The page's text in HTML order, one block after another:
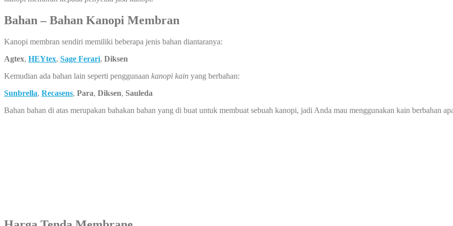
Bahan – Bahan Kanopi Membran
Kanopi membran sendiri memiliki beberapa jenis bahan diantaranya:
Agtex, HEYtex, Sage Ferari, Diksen
Kemudian ada bahan lain seperti penggunaan kanopi kain yang berbahan:
Sunbrella, Recasens, Para, Diksen, Sauleda
Bahan bahan di atas merupakan bahakan bahan yang di buat untuk membuat sebuah kanopi, jadi Anda mau menggunakan kain berbahan